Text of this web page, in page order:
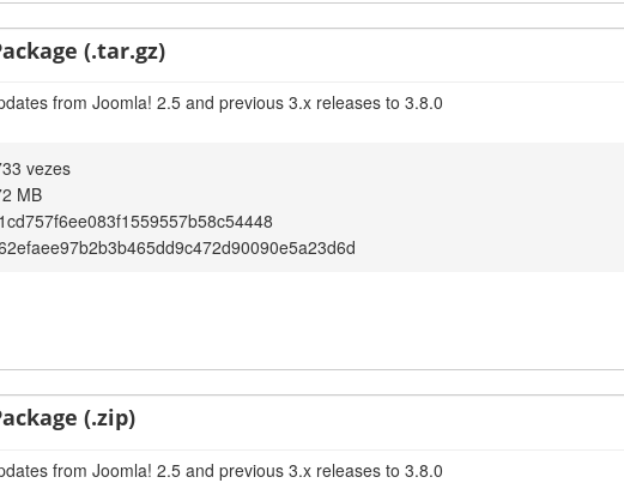
(.tar.gz)
from Joomla! 2.5 and previous 3.x releases to 3.8.0
vezes
MB
(.zip)
from Joomla! 2.5 and previous 3.x releases to 3.8.0